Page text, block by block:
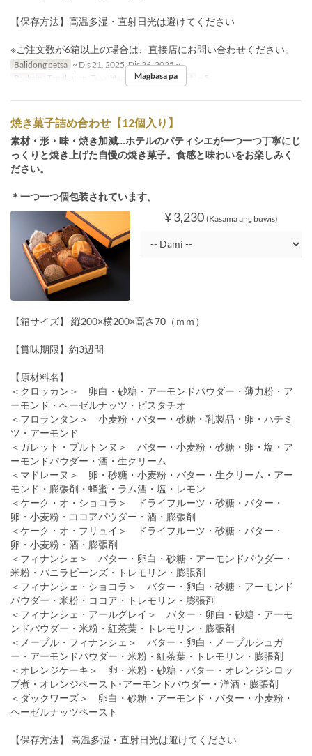
【保存方法】高温多湿・直射日光は避けてください
※ご注文数が6箱以上の場合は、直接店にお問い合わせください。
Balidong petsa ~ Dis 21, 2025, Dis 26, 2025 ~
Pagkain
Tanghalian, Tsaa, Hapunan Order Limit ~ 5
Magbasa pa
焼き菓子詰め合わせ【12個入り】
素材・形・味・焼き加減…ホテルのパティシエが一つ一つ丁寧にじ
っくりと焼き上げた自慢の焼き菓子。食感と味わいをお楽しみく
ださい。
＊一つ一つ個包装されています。
¥ 3,230 (Kasama ang buwis)
【箱サイズ】 縦200×横200×高さ70（ｍｍ）
【賞味期限】約3週間
【原材料名】
＜クロッカン＞ 卵白・砂糖・アーモンドパウダー・薄力粉・ア
ーモンド・ヘーゼルナッツ・ピスタチオ
＜フロランタン＞ 小麦粉・バター・砂糖・乳製品・卵・ハチミ
ツ・アーモンド
＜ガレット・ブルトンヌ＞ バター・小麦粉・砂糖・卵・塩・ア
ーモンドパウダー・酒・生クリーム
＜マドレーヌ＞ 卵・砂糖・小麦粉・バター・生クリーム・アー
モンド・膨張剤・蜂蜜・ラム酒・塩・レモン
＜ケーク・オ・ショコラ＞ ドライフルーツ・砂糖・バター・
卵・小麦粉・ココアパウダー・酒・膨張剤
＜ケーク・オ・フリュイ＞ ドライフルーツ・砂糖・バター・
卵・小麦粉・酒・膨張剤
＜フィナンシェ＞ バター・卵白・砂糖・アーモンドパウダー・
米粉・バニラビーンズ・トレモリン・膨張剤
＜フィナンシェ・ショコラ＞ バター・卵白・砂糖・アーモンド
パウダー・米粉・ココア・トレモリン・膨張剤
＜フィナンシェ・アールグレイ＞ バター・卵白・砂糖・アーモ
ンドパウダー・米粉・紅茶葉・トレモリン・膨張剤
＜メープル・フィナンシェ＞ バター・卵白・メープルシュガ
ー・アーモンドパウダー・米粉・紅茶葉・トレモリン・膨張剤
＜オレンジケーキ＞ 卵・米粉・砂糖・バター・オレンジシロッ
プ煮・オレンジペースト･アーモンドパウダー・洋酒・膨張剤
＜ダックワーズ＞ 卵白・砂糖・アーモンド・バター・小麦粉・
ヘーゼルナッツペースト
【保存方法】 高温多湿・直射日光は避けてください